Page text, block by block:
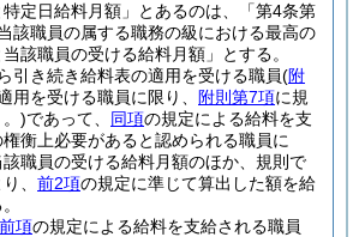
特定日給料月額」とあるのは、「第4条第
該職員の属する職務の級における最高の
該職員の受ける給料月額」とする。
引き続き給料表の適用を受ける職員(附
用を受ける職員に限り、 附則第7項に規
)であって、 同項の規定による給料を支
衡上必要があると認められる職員に
職員の受ける給料月額のほか、規則で
、 前2項の規定に準じて算出した額を給
前項の規定による給料を支給される職員